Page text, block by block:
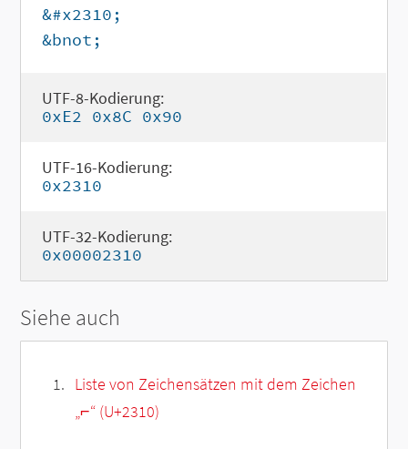
&#x2310;
&bnot;
UTF-8-Kodierung:
0xE2 0x8C 0x90
UTF-16-Kodierung:
0x2310
UTF-32-Kodierung:
0x00002310
Siehe auch
Liste von Zeichensätzen mit dem Zeichen
„⌐“ (U+2310)